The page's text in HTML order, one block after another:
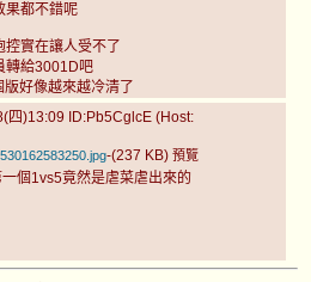
果都不錯呢
控實在讓人受不了
轉給3001D吧
版好像越來越冷清了
四)13:09 ID:Pb5CglcE (Host:
-(237 KB) 預覽
一個1vs5竟然是虐菜虐出來的